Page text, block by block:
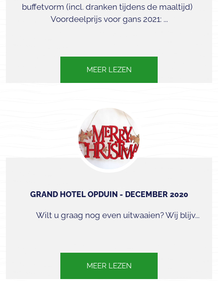
buffetvorm (incl. dranken tijdens de maaltijd)
Voordeelprijs voor gans 2021: ...
MEER LEZEN
GRAND HOTEL OPDUIN - DECEMBER 2020
Wilt u graag nog even uitwaaien? Wij blijv...
MEER LEZEN